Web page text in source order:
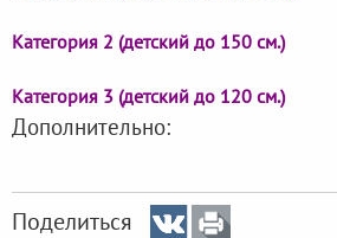
Категория 2 (детский до 150 см.)
Категория 3 (детский до 120 см.)
Дополнительно:
Поделиться